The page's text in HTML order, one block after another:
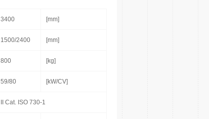
3400 [mm]
1500/2400 [mm]
800 [kg]
59/80 [kW/CV]
II Cat. ISO 730-1